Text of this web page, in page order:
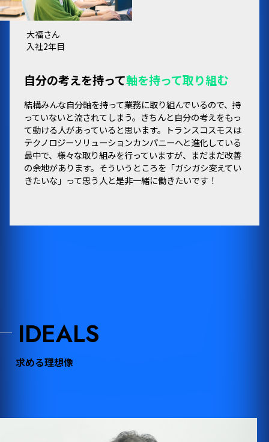
大福さん
入社2年目
自分の考えを持って軸を持って取り組む
結構みんな自分軸を持って業務に取り組んでいるので、持
っていないと流されてしまう。きちんと自分の考えをもっ
て動ける人があっていると思います。トランスコスモスは
テクノロジーソリューションカンパニーへと進化している
最中で、様々な取り組みを行っていますが、まだまだ改善
の余地があります。そういうところを「ガシガシ変えてい
きたいな」って思う人と是非一緒に働きたいです！
IDEALS
求める理想像